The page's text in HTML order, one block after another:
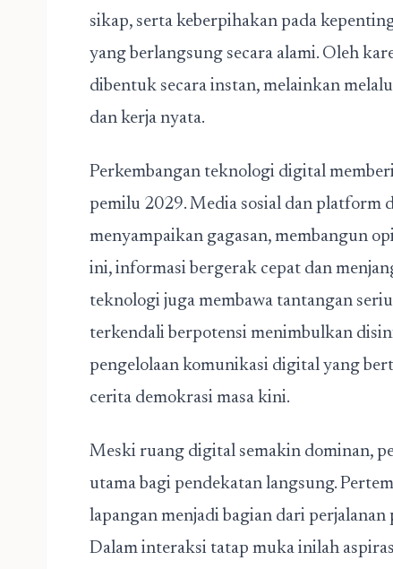
sikap, serta keberpihakan pada
yang berlangsung secara alami. Oleh
dibentuk secara instan, melainkan
dan kerja nyata.
Perkembangan teknologi digital
pemilu 2029. Media sosial dan platform
menyampaikan gagasan, membangun
ini, informasi bergerak cepat dan
teknologi juga membawa tantangan
terkendali berpotensi menimbulkan
pengelolaan komunikasi digital yang
cerita demokrasi masa kini.
Meski ruang digital semakin dominan,
utama bagi pendekatan langsung.
lapangan menjadi bagian dari
Dalam interaksi tatap muka inilah